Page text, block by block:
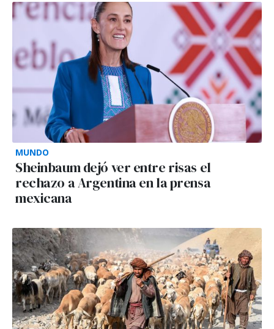
MUNDO
Sheinbaum dejó ver entre risas el
rechazo a Argentina en la prensa
mexicana